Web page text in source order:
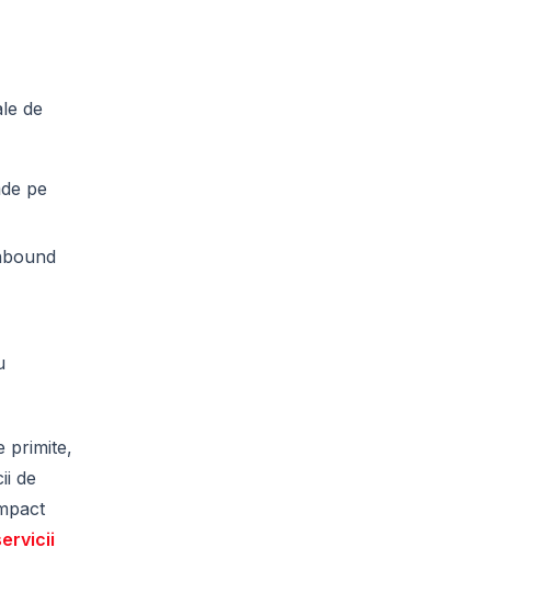
de
pe
primite,
de